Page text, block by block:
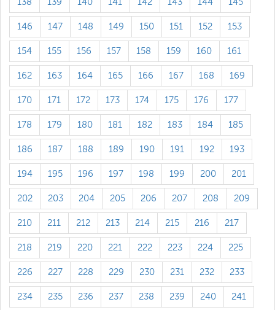
138 139 140 141 142 143 144 145
146 147 148 149 150 151 152 153
154 155 156 157 158 159 160 161
162 163 164 165 166 167 168 169
170 171 172 173 174 175 176 177
178 179 180 181 182 183 184 185
186 187 188 189 190 191 192 193
194 195 196 197 198 199 200 201
202 203 204 205 206 207 208 209
210 211 212 213 214 215 216 217
218 219 220 221 222 223 224 225
226 227 228 229 230 231 232 233
234 235 236 237 238 239 240 241